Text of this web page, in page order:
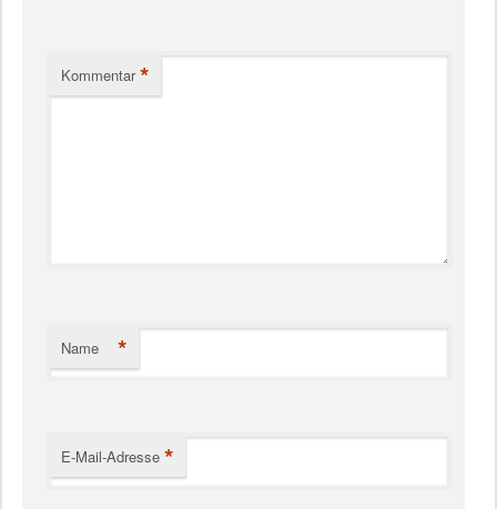
Kommentar *
Name *
E-Mail-Adresse *